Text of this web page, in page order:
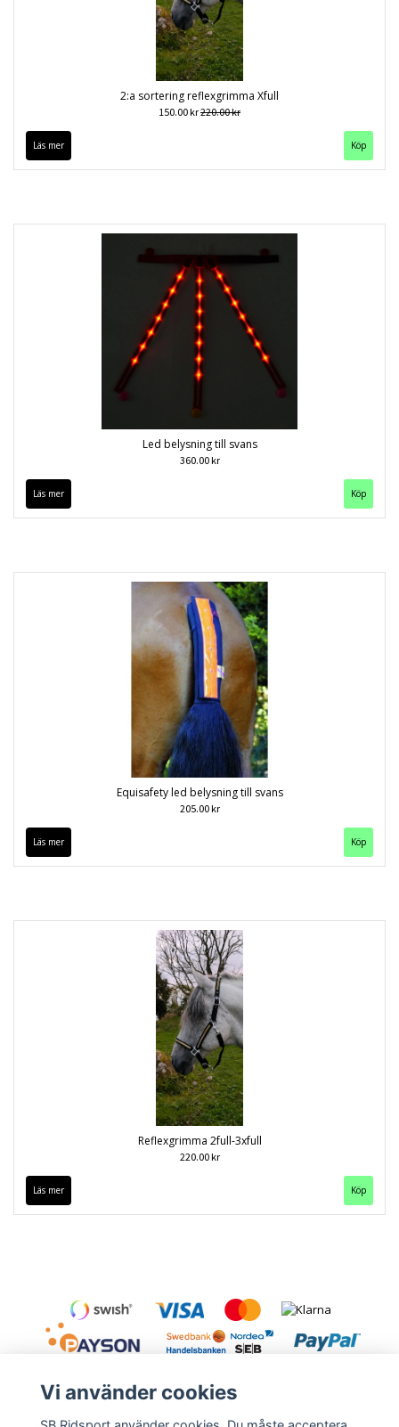
2:a sortering reflexgrimma Xfull
150.00 kr220.00 kr
Läs mer Köp
Led belysning till svans
360.00 kr
Läs mer
Equisafety led belysning till svans
205.00 kr
Läs mer
Reflexgrimma 2full-3xfull
220.00 kr
Läs mer Köp
Vi använder cookies